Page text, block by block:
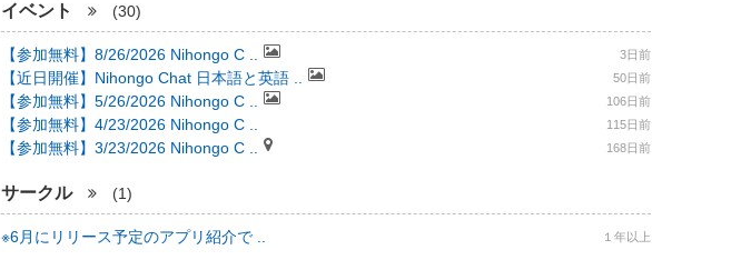
イベント (30)
【参加無料】8/26/2026 Nihongo C .. 3日前
【近日開催】Nihongo Chat 日本語と英語 .. 50日前
【参加無料】5/26/2026 Nihongo C .. 106日前
【参加無料】4/23/2026 Nihongo C .. 115日前
【参加無料】3/23/2026 Nihongo C .. 168日前
サークル (1)
※6月にリリース予定のアプリ紹介で .. １年以上